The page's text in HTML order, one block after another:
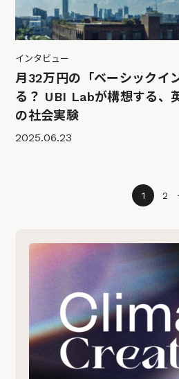
インタビュー
月32万円の「ベーシックイ
る？ UBI Labが構想する、
の社会実験
2025.06.23
1 2